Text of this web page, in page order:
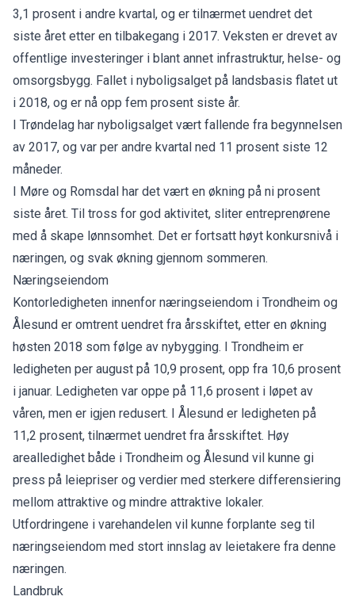
3,1 prosent i andre kvartal, og er tilnærmet uendret det
siste året etter en tilbakegang i 2017. Veksten er drevet av
offentlige investeringer i blant annet infrastruktur, helse- og
omsorgsbygg. Fallet i nyboligsalget på landsbasis flatet ut
i 2018, og er nå opp fem prosent siste år.
I Trøndelag har nyboligsalget vært fallende fra begynnelsen
av 2017, og var per andre kvartal ned 11 prosent siste 12
måneder.
I Møre og Romsdal har det vært en økning på ni prosent
siste året. Til tross for god aktivitet, sliter entreprenørene
med å skape lønnsomhet. Det er fortsatt høyt konkursnivå i
næringen, og svak økning gjennom sommeren.
Næringseiendom
Kontorledigheten innenfor næringseiendom i Trondheim og
Ålesund er omtrent uendret fra årsskiftet, etter en økning
høsten 2018 som følge av nybygging. I Trondheim er
ledigheten per august på 10,9 prosent, opp fra 10,6 prosent
i januar. Ledigheten var oppe på 11,6 prosent i løpet av
våren, men er igjen redusert. I Ålesund er ledigheten på
11,2 prosent, tilnærmet uendret fra årsskiftet. Høy
arealledighet både i Trondheim og Ålesund vil kunne gi
press på leiepriser og verdier med sterkere differensiering
mellom attraktive og mindre attraktive lokaler.
Utfordringene i varehandelen vil kunne forplante seg til
næringseiendom med stort innslag av leietakere fra denne
næringen.
Landbruk